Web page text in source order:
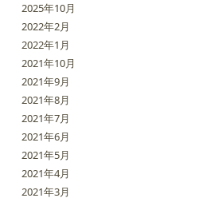
2025年10月
2022年2月
2022年1月
2021年10月
2021年9月
2021年8月
2021年7月
2021年6月
2021年5月
2021年4月
2021年3月